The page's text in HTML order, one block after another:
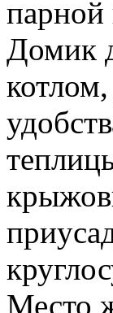
парной
Домик
Место